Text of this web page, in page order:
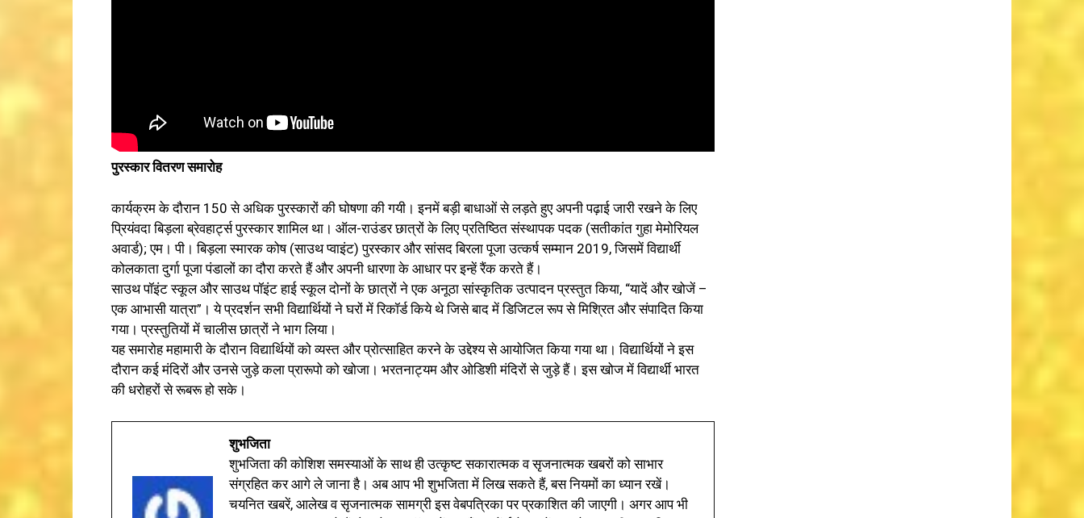
पुरस्कार वितरण समारोह
कार्यक्रम के दौरान 150 से अधिक पुरस्कारों की घोषणा की गयी। इनमें बड़ी बाधाओं से लड़ते हुए अपनी पढ़ाई जारी रखने के लिए
प्रियंवदा बिड़ला ब्रेवहार्ट्स पुरस्कार शामिल था। ऑल-राउंडर छात्रों के लिए प्रतिष्ठित संस्थापक पदक (सतीकांत गुहा मेमोरियल
अवार्ड); एम। पी। बिड़ला स्मारक कोष (साउथ प्वाइंट) पुरस्कार और सांसद बिरला पूजा उत्कर्ष सम्मान 2019, जिसमें विद्यार्थी
कोलकाता दुर्गा पूजा पंडालों का दौरा करते हैं और अपनी धारणा के आधार पर इन्हें रैंक करते हैं।
साउथ पॉइंट स्कूल और साउथ पॉइंट हाई स्कूल दोनों के छात्रों ने एक अनूठा सांस्कृतिक उत्पादन प्रस्तुत किया, “यादें और खोजें –
एक आभासी यात्रा”। ये प्रदर्शन सभी विद्यार्थियों ने घरों में रिकॉर्ड किये थे जिसे बाद में डिजिटल रूप से मिश्रित और संपादित किया
गया। प्रस्तुतियों में चालीस छात्रों ने भाग लिया।
यह समारोह महामारी के दौरान विद्यार्थियों को व्यस्त और प्रोत्साहित करने के उद्देश्य से आयोजित किया गया था। विद्यार्थियों ने इस
दौरान कई मंदिरों और उनसे जुड़े कला प्रारूपो को खोजा। भरतनाट्यम और ओडिशी मंदिरों से जुड़े हैं। इस खोज में विद्यार्थी भारत
की धरोहरों से रूबरू हो सके।
शुभजिता
शुभजिता की कोशिश समस्याओं के साथ ही उत्कृष्ट सकारात्मक व सृजनात्मक खबरों को साभार
संग्रहित कर आगे ले जाना है। अब आप भी शुभजिता में लिख सकते हैं, बस नियमों का ध्यान रखें।
चयनित खबरें, आलेख व सृजनात्मक सामग्री इस वेबपत्रिका पर प्रकाशित की जाएगी। अगर आप भी